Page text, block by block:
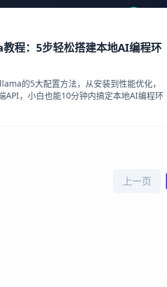
程：5步轻松搭建本地AI编程环
的5大配置方法，从安装到性能优化，
API，小白也能10分钟内搞定本地AI编程环
上一页